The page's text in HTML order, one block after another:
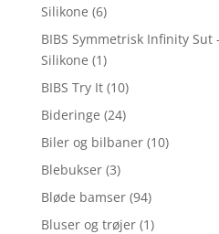
Silikone (6)
BIBS Symmetrisk Infinity Sut
Silikone (1)
BIBS Try It (10)
Bideringe (24)
Biler og bilbaner (10)
Blebukser (3)
Bløde bamser (94)
Bluser og trøjer (1)